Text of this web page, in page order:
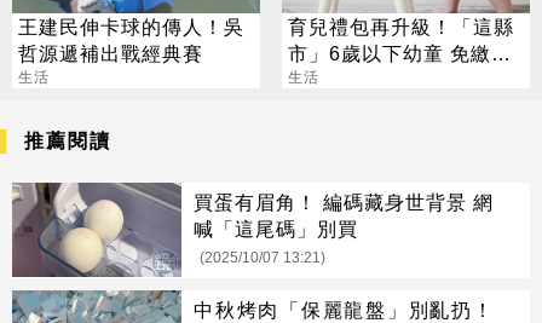
王建民伸卡球的傳人！吳
哲源遞補出戰經典賽
生活
育兒禮包再升級！「這縣
市」6歲以下幼童 免繳健
保費
生活
推薦閱讀
買蛋有眉角！ 編碼藏身世背景 網
喊「這尾碼」別買
(2025/10/07 13:21)
中秋烤肉「保麗龍盤」別亂扔！